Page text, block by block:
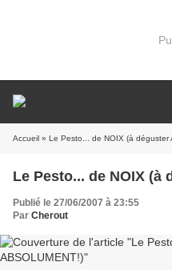
Accueil » Le Pesto... de NOIX (à déguster
Le Pesto... de NOIX (à
Publié le 27/06/2007 à 23:55
Par Cherout